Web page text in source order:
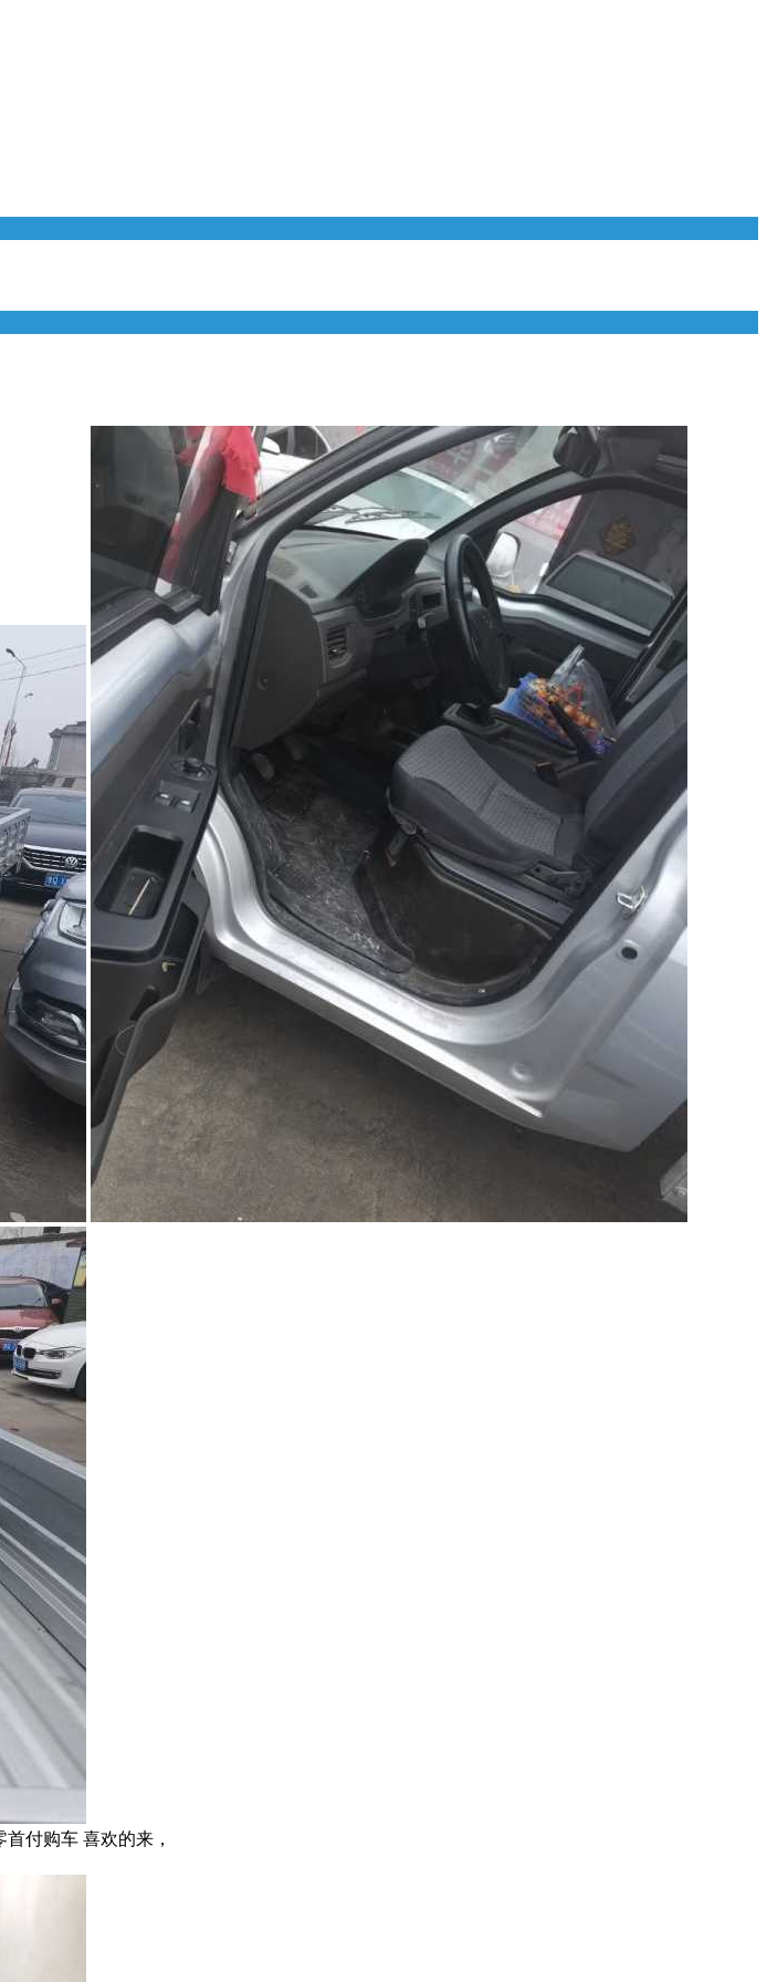
付购车 喜欢的来，